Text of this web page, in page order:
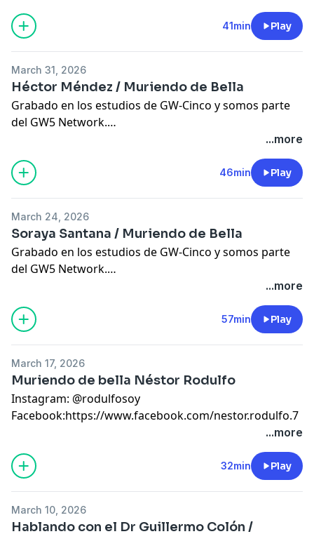
https://vm.tiktok.com/ZMJE93kQP/
https://www.facebook.com/MissDreuxill...​
You Tube
Instagram
https://instagram.com/dreuxilladivine...​
Tienda Virtual
https://teespring.com/stores/dreuxilla
https://vm.tiktok.com/ZMJE93kQP/
41min Play
March 31, 2026
Héctor Méndez / Muriendo de Bella
Grabado en los estudios de GW-Cinco y somos parte
del GW5 Network.
https://www.facebook.com/MissDreuxill...​
You Tube
Instagram
https://instagram.com/dreuxilladivine...​
Tienda Virtual
https://teespring.com/stores/dreuxilla
https://vm.tiktok.com/ZMJE93kQP/
...more
46min Play
March 24, 2026
Soraya Santana / Muriendo de Bella
Grabado en los estudios de GW-Cinco y somos parte
del GW5 Network.
https://www.facebook.com/MissDreuxill...​
You Tube
Instagram
https://instagram.com/dreuxilladivine...​
Tienda Virtual
https://teespring.com/stores/dreuxilla
https://vm.tiktok.com/ZMJE93kQP/
...more
57min Play
March 17, 2026
Muriendo de bella Néstor Rodulfo
Instagram: @rodulfosoy
Facebook:https://www.facebook.com/nestor.rodulfo.7
Grabado en los estudios de GW-Cinco y somos parte
SIGUEME EN MIS REDES SOCIALES
Facebook
You Tube
...more
32min Play
March 10, 2026
Hablando con el Dr Guillermo Colón /